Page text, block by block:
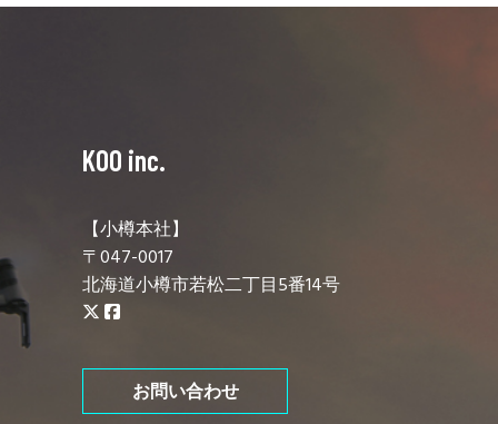
KOO inc.
【小樽本社】
〒047-0017
北海道小樽市若松二丁目5番14号
お問い合わせ